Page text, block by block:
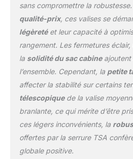
robuste
effets
en tissu
qualité,
et
que
bien
pour
et de
sans compromettre la
qualité-prix, ces valises se
légèretéet leur capacité à
rangement. Les fermetures
la solidité du sac cabineajoutent
l’ensemble. Cependant, la petite
affecter la stabilité sur certains
télescopiquede la valise
branlante, ce qui mérite d’être
ces légers inconvénients, la
offertes par la serrure TSA
globale positive.